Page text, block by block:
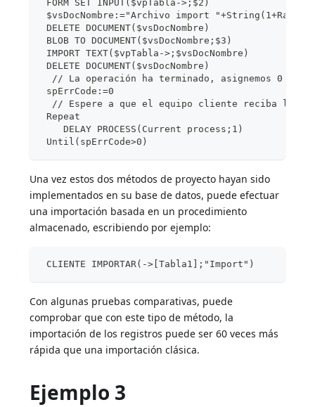
FORM SET INPUT($vpTabla->;$2)
$vsDocNombre:="Archivo import
DELETE DOCUMENT($vsDocNombre)
BLOB TO DOCUMENT($vsDocNombre;$3)
IMPORT TEXT($vpTabla->;$vsDocNombre)
DELETE DOCUMENT($vsDocNombre)
// La operación ha terminado, asignemos 0 a
spErrCode:=0
// Espere a que el equipo cliente reciba los
Repeat
DELAY PROCESS(Current process;1)
Until(spErrCode>0)
Una vez estos dos métodos de proyecto hayan sido
implementados en su base de datos, puede efectuar
una importación basada en un procedimiento
almacenado, escribiendo por ejemplo:
CLIENTE IMPORTAR(->[Tabla1];"Import")
Con algunas pruebas comparativas, puede
comprobar que con este tipo de método, la
importación de los registros puede ser 60 veces más
rápida que una importación clásica.
Ejemplo 3